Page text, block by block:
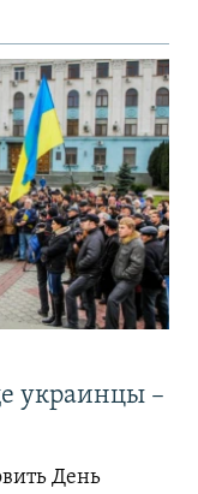
украинцы –
День